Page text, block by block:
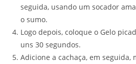
seguida, usando um socador
o sumo.
Logo depois, coloque o Gelo
uns 30 segundos.
Adicione a cachaça, em